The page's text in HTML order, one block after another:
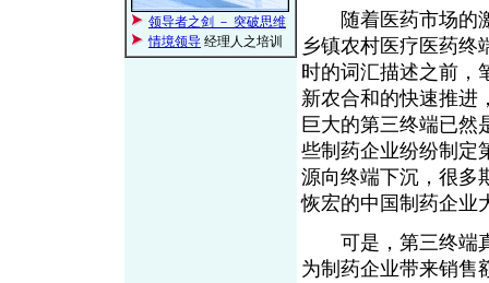
领导者之剑 － 突破思维
情境领导 经理人之培训
随着医药市场的激
乡镇农村医疗医药终
时的词汇描述之前，
新农合和的快速推进
巨大的第三终端已然
些制药企业纷纷制定
源向终端下沉，很多
恢宏的中国制药企业
可是，第三终端真
为制药企业带来销售